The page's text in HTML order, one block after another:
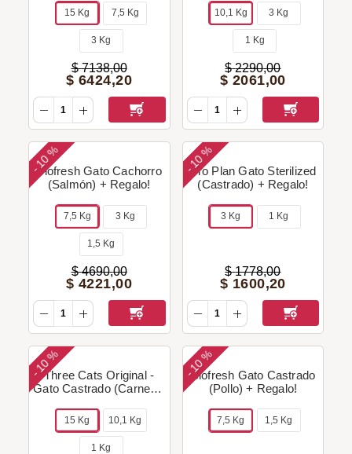
15 Kg 7,5 Kg
3 Kg
$ 7138,00
$ 6424,20
Regalo!
10,1 Kg 3 Kg
1 Kg
$ 2290,00
$ 2061,00
-
10 %
Biofresh Gato Cachorro
(Salmón) + Regalo!
7,5 Kg 3 Kg
1,5 Kg
$ 4690,00
$ 4221,00
-
10 %
Pro Plan Gato Sterilized
(Castrado) + Regalo!
3 Kg 1 Kg
$ 1778,00
$ 1600,20
-
10 %
Three Cats Original -
Gato Castrado (Carne) +
15 Kg 10,1 Kg
1 Kg
-
10 %
Biofresh Gato Castrado
(Pollo) + Regalo!
7,5 Kg 1,5 Kg